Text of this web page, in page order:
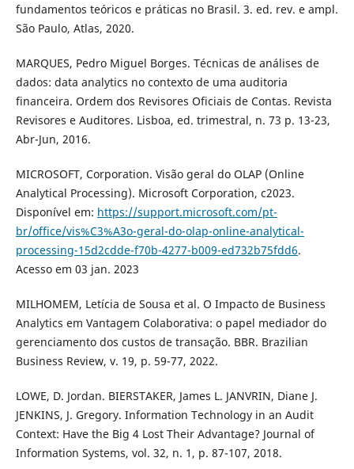
fundamentos teóricos e práticas no Brasil. 3. ed. rev. e ampl.
São Paulo, Atlas, 2020.
MARQUES, Pedro Miguel Borges. Técnicas de análises de
dados: data analytics no contexto de uma auditoria
financeira. Ordem dos Revisores Oficiais de Contas. Revista
Revisores e Auditores. Lisboa, ed. trimestral, n. 73 p. 13-23,
Abr-Jun, 2016.
MICROSOFT, Corporation. Visão geral do OLAP (Online
Analytical Processing). Microsoft Corporation, c2023.
Disponível em: https://support.microsoft.com/pt-
br/office/vis%C3%A3o-geral-do-olap-online-analytical-
processing-15d2cdde-f70b-4277-b009-ed732b75fdd6.
Acesso em 03 jan. 2023
MILHOMEM, Letícia de Sousa et al. O Impacto de Business
Analytics em Vantagem Colaborativa: o papel mediador do
gerenciamento dos custos de transação. BBR. Brazilian
Business Review, v. 19, p. 59-77, 2022.
LOWE, D. Jordan. BIERSTAKER, James L. JANVRIN, Diane J.
JENKINS, J. Gregory. Information Technology in an Audit
Context: Have the Big 4 Lost Their Advantage? Journal of
Information Systems, vol. 32, n. 1, p. 87-107, 2018.